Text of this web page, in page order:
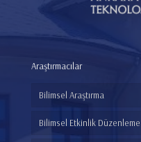
Araştırmacılar
Bilimsel Araştırma
Bilimsel Etkinlik Düzenleme